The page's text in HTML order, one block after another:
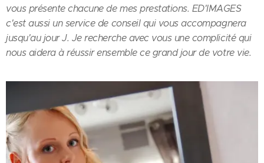
vous présente chacune de mes prestations. ED'IMAGES
c'est aussi un service de conseil qui vous accompagnera
jusqu'au jour J. Je recherche avec vous une complicité qui
nous aidera à réussir ensemble ce grand jour de votre vie.